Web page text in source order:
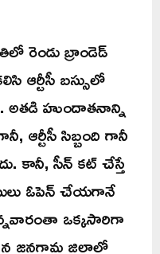
రెండు బ్రాండెడ్
ఆర్టీసీ బస్సులో
అతడి హుందాతనాన్ని
ఆర్టీసీ సిబ్బంది గానీ
కానీ, సీన్ కట్ చేస్తే
ఓపెన్ చేయగానే
ఒక్కసారిగా
జనగామ జిల్లాలో